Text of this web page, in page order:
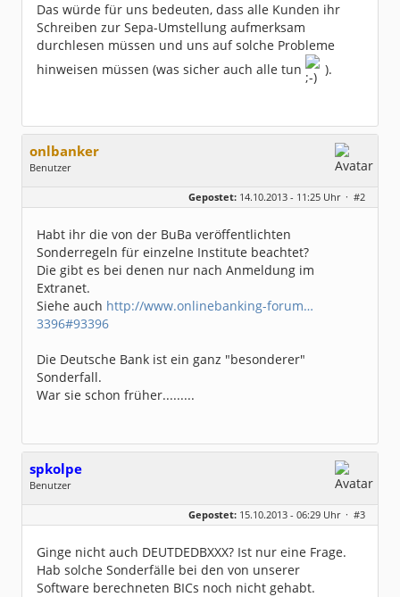
Das würde für uns bedeuten, dass alle Kunden ihr
Schreiben zur Sepa-Umstellung aufmerksam
durchlesen müssen und uns auf solche Probleme
hinweisen müssen (was sicher auch alle tun
).
onlbanker
Benutzer
Dabei seit:
05 / 2013
Gepostet: 14.10.2013 - 11:25 Uhr · #2
Habt ihr die von der BuBa veröffentlichten
Sonderregeln für einzelne Institute beachtet?
Die gibt es bei denen nur nach Anmeldung im
Extranet.
Siehe auch http://www.onlinebanking-forum…
3396#93396
Die Deutsche Bank ist ein ganz "besonderer"
Sonderfall.
War sie schon früher.........
spkolpe
Benutzer
Geschlecht:
keine Angabe
Beiträge:
131
Gepostet: 15.10.2013 - 06:29 Uhr · #3
Ginge nicht auch DEUTDEDBXXX? Ist nur eine Frage.
Hab solche Sonderfälle bei den von unserer
Software berechneten BICs noch nicht gehabt.